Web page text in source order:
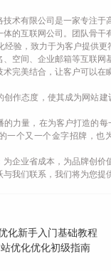
技术有限公司是一家专注于
体的互联网公司。团队骨干
经验，致力于为客户提供更
空间、企业邮箱等互联网
术完美结合，让客户可以在
创作态度，使其成为网站
的力量，在为客户打造的
一个又一个金字招牌，也
企业省成本，为品牌创价
与我们联系，我们将为您提
化新手入门基础教程
优化优化初级指南